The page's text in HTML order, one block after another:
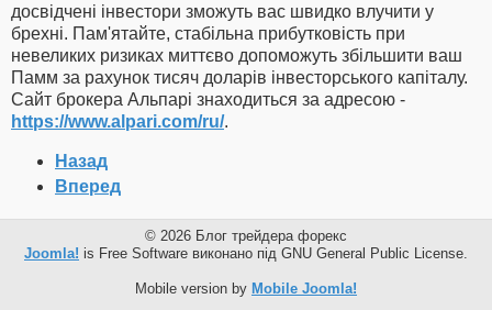
досвідчені інвестори зможуть вас швидко влучити у
брехні. Пам'ятайте, стабільна прибутковість при
невеликих ризиках миттєво допоможуть збільшити ваш
Памм за рахунок тисяч доларів інвесторського капіталу.
Сайт брокера Альпарі знаходиться за адресою -
https://www.alpari.com/ru/.
Назад
Вперед
© 2026 Блог трейдера форекс
Joomla! is Free Software виконано під GNU General Public License.
Mobile version by Mobile Joomla!